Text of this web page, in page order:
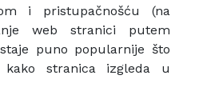
i pristupačnošću (na
web stranici putem
puno popularnije što
stranica izgleda u